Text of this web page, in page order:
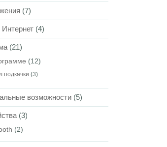
(7)
(4)
(21)
(12)
подкачки (3)
возможности (5)
(3)
(2)